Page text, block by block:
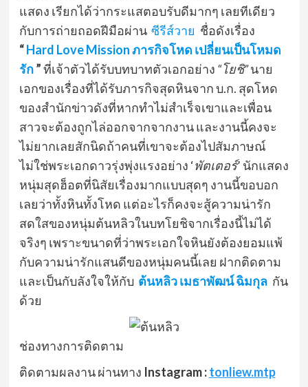
แสดง เรียกได้ว่ากระแสตอบรับดีมากๆ เลยทีเดียว
กับการถ่ายถอดฝีมือผ่าน ซีรีส์วาย ชื่อดังเรื่อง
“ Hard Love Mission ภารกิจโหด เปลี่ยนเป็นโหมด
รัก ”ที่เจ้าตัวได้รับบทบาทตัวเอกอย่าง “โยชิ”นาย
เอกของเรื่องที่ได้รับภารกิจสุดหินจาก บ.ก. สุดโหด
ของสำนักข่าวดังที่หากทำไม่สำเร็จเขาและเพื่อน
สาวจะต้องถูกไล่ออกจากจากงาน และงานนี้คงจะ
ไม่ยากเลยสักนิดถ้าคนที่เขาจะต้องไปสัมภาษณ์
ไม่ใช่พระเอกดาวรุ่งพุ่งแรงอย่าง ‘พัตเตอร์’ นักแสดง
หนุ่มสุดฮ็อตที่นิสัยเรื่องมากแบบสุดๆ งานนี้ขอบอก
เลยว่าทั้งหินทั้งโหด แต่อะไรก็คงจะสู้ความน่ารัก
สดใสของหนุ่มต้นหลิวในบทโยชิจากเรื่องนี้ไม่ได้
จริงๆ เพราะขนาดที่ว่าพระเอกใจหินยังต้องยอมแพ้
กับความน่ารักแสนดีของหนุ่มคนนี้เลย ฝากติดตาม
และเป็นกับลังใจให้กับ ต้นหลิว เมธาพัฒน์ ฉิมกุล กัน
ด้วย
ช่องทางการติดตาม
ติดตามผลงาน ผ่านทาง Instagram :tonliew.mtp